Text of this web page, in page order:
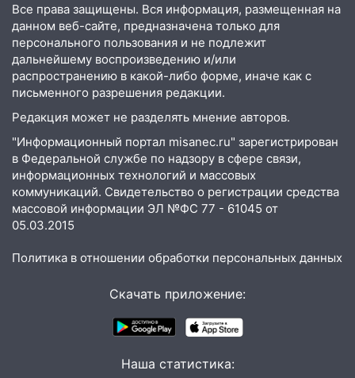
23:27 Прокуратура проверяет
капремонт школы в посёлке Налейка
22:33 Прокуратура проверяет
спортивные объекты в Старой Майне
21:01
Ульяновцев приглашают сдать
кровь: День донора пройдёт 6 августа
20:17 Ульяновская область девятую
неделю подряд удерживает самые
низкие цены на подсолнечное масло
19:33 Коровы-рекордсменки: в
молока
В Ульяновской области до конца
года благоустроят 20 родников
В Ульяновской области 114 детей-
Все права защищены. Вся информация, размещенная на
данном веб-сайте, предназначена только для
персонального пользования и не подлежит
дальнейшему воспроизведению и/или
распространению в какой-либо форме, иначе как с
письменного разрешения редакции.
Редакция может не разделять мнение авторов.
"Информационный портал misanec.ru" зарегистрирован
в Федеральной службе по надзору в сфере связи,
информационных технологий и массовых
коммуникаций. Свидетельство о регистрации средства
массовой информации ЭЛ №ФС 77 - 61045 от
05.03.2015
Политика в отношении обработки персональных данных
Скачать приложение:
Наша статистика: